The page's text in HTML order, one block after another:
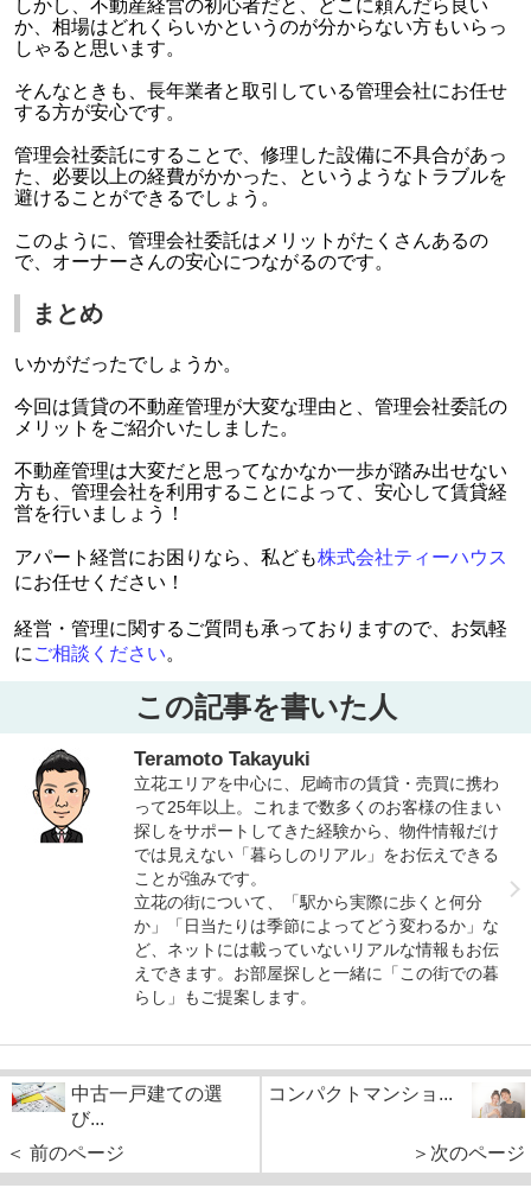
しかし、不動産経営の初心者だと、どこに頼んだら良い
か、相場はどれくらいかというのが分からない方もいらっ
しゃると思います。
そんなときも、長年業者と取引している管理会社にお任せ
する方が安心です。
管理会社委託にすることで、修理した設備に不具合があっ
た、必要以上の経費がかかった、というようなトラブルを
避けることができるでしょう。
このように、管理会社委託はメリットがたくさんあるの
で、オーナーさんの安心につながるのです。
まとめ
いかがだったでしょうか。
今回は賃貸の不動産管理が大変な理由と、管理会社委託の
メリットをご紹介いたしました。
不動産管理は大変だと思ってなかなか一歩が踏み出せない
方も、管理会社を利用することによって、安心して賃貸経
営を行いましょう！
アパート経営にお困りなら、私ども株式会社ティーハウス
にお任せください！
経営・管理に関するご質問も承っておりますので、お気軽
に ご相談ください。
この記事を書いた人
Teramoto Takayuki
立花エリアを中心に、尼崎市の賃貸・売買に携わ
って25年以上。これまで数多くのお客様の住まい
探しをサポートしてきた経験から、物件情報だけ
では見えない「暮らしのリアル」をお伝えできる
ことが強みです。
立花の街について、「駅から実際に歩くと何分
か」「日当たりは季節によってどう変わるか」な
ど、ネットには載っていないリアルな情報もお伝
えできます。お部屋探しと一緒に「この街での暮
らし」もご提案します。
中古一戸建ての選
び...
＜ 前のページ
コンパクトマンショ...
＞次のページ